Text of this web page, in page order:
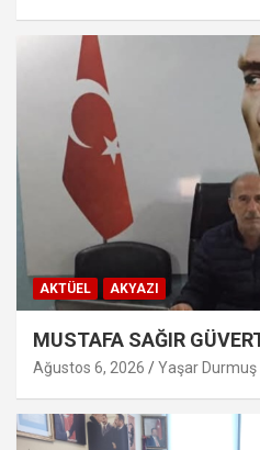
AKTÜEL AKYAZI
MUSTAFA SAĞIR
Ağustos 6, 2026 Yaşar Durmuş